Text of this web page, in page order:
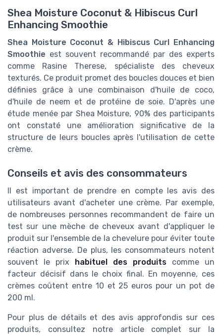
Shea Moisture Coconut & Hibiscus Curl
Enhancing Smoothie
Shea Moisture Coconut & Hibiscus Curl Enhancing
Smoothie est souvent recommandé par des experts
comme Rasine Therese, spécialiste des cheveux
texturés. Ce produit promet des boucles douces et bien
définies grâce à une combinaison d'huile de coco,
d'huile de neem et de protéine de soie. D'après une
étude menée par Shea Moisture, 90% des participants
ont constaté une amélioration significative de la
structure de leurs boucles après l'utilisation de cette
crème.
Conseils et avis des consommateurs
Il est important de prendre en compte les avis des
utilisateurs avant d'acheter une crème. Par exemple,
de nombreuses personnes recommandent de faire un
test sur une mèche de cheveux avant d'appliquer le
produit sur l'ensemble de la chevelure pour éviter toute
réaction adverse. De plus, les consommateurs notent
souvent le prix
habituel des produits comme un
facteur décisif dans le choix final. En moyenne, ces
crèmes coûtent entre 10 et 25 euros pour un pot de
200 ml.
Pour plus de détails et des avis approfondis sur ces
produits, consultez notre article complet sur la